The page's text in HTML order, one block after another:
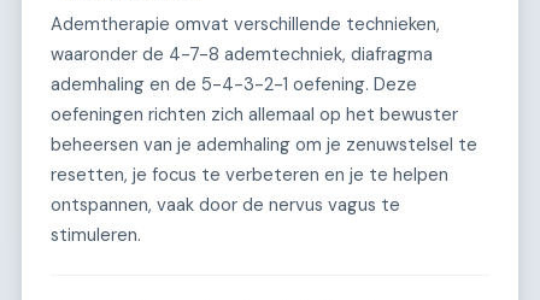
Ademtherapie omvat verschillende technieken,
waaronder de 4-7-8 ademtechniek, diafragma
ademhaling en de 5-4-3-2-1 oefening. Deze
oefeningen richten zich allemaal op het bewuster
beheersen van je ademhaling om je zenuwstelsel te
resetten, je focus te verbeteren en je te helpen
ontspannen, vaak door de nervus vagus te
stimuleren.